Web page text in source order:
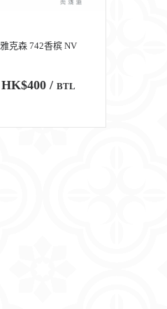
雅克森 742香槟 NV
HK$400 / BTL